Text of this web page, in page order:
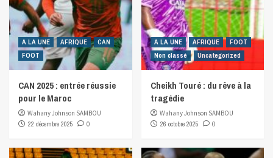
A LA UNE AFRIQUE
CAN
FOOT
CAN 2025 : entrée réussie
pour le Maroc
Wahany Johnson SAMBOU
22 décembre 2025
0
A LA UNE AFRIQUE
FOOT
Non classé
Uncategorized
Cheikh Touré : du rêve à la
tragédie
Wahany Johnson SAMBOU
26 octobre 2025
0